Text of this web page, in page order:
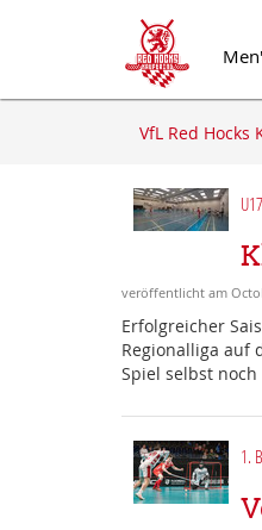
VfL Red Hocks
U17
veröffentlicht am
Erfolgreicher
Regionalliga auf
Spiel selbst
1.